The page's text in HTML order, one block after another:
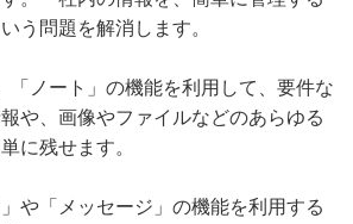
う問題を解消します。
「ノート」の機能を利用して、要件な
や、画像やファイルなどのあらゆる
に残せます。
や「メッセージ」の機能を利用する